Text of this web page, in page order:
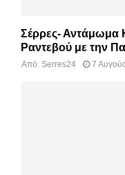
Σέρρες- Αντάμωμα
Ραντεβού με την
Από: Serres24 7